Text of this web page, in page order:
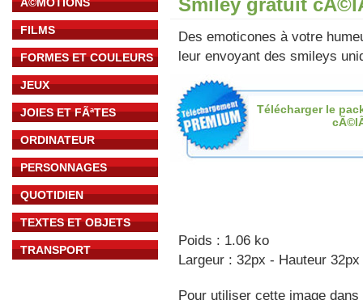
FILMS
FORMES ET COULEURS
JEUX
JOIES ET FÃªTES
ORDINATEUR
PERSONNAGES
QUOTIDIEN
TEXTES ET OBJETS
TRANSPORT
Smiley gratuit
Des emoticones à votre
leur envoyant des smileys
Télécharger le
Poids : 1.06 ko
Largeur : 32px - Hauteur 32px
Pour utiliser cette image